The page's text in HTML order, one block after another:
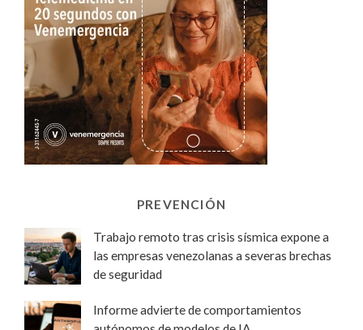
PREVENCIÓN
Trabajo remoto tras crisis sísmica expone a
las empresas venezolanas a severas brechas
de seguridad
Informe advierte de comportamientos